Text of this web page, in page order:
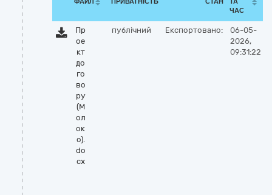
ЧАС
Пр
ое
кт
до
го
во
ру
(М
ол
ок
о).
do
cx
публічний Експортовано:
06-05-
2026,
09:31:22